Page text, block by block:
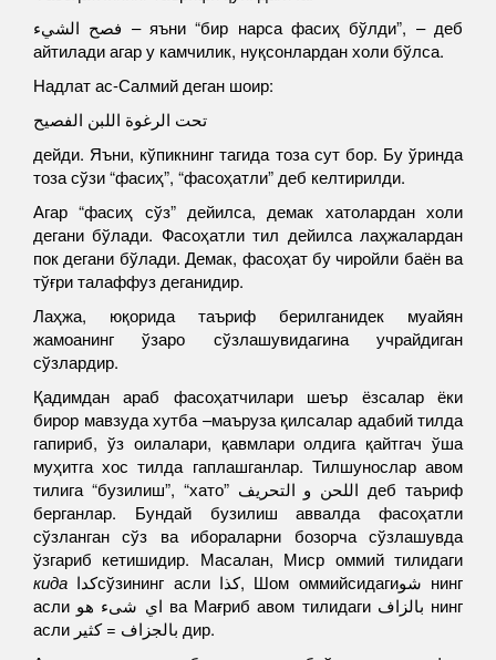
فصح الشيء – яъни “бир нарса фасиҳ бўлди”, – деб
айтилади агар у камчилик, нуқсонлардан холи бўлса.
Надлат ас-Салмий деган шоир:
تحت الرغوة اللبن الفصيح
дейди. Яъни, кўпикнинг тагида тоза сут бор. Бу ўринда
тоза сўзи “фасиҳ”, “фасоҳатли” деб келтирилди.
Агар “фасиҳ сўз” дейилса, демак хатолардан холи
дегани бўлади. Фасоҳатли тил дейилса лаҳжалардан
пок дегани бўлади. Демак, фасоҳат бу чиройли баён ва
тўғри талаффуз деганидир.
Лаҳжа, юқорида таъриф берилганидек муайян
жамоанинг ўзаро сўзлашувидагина учрайдиган
сўзлардир.
Қадимдан араб фасоҳатчилари шеър ёзсалар ёки
бирор мавзуда хутба –маъруза қилсалар адабий тилда
гапириб, ўз оилалари, қавмлари олдига қайтгач ўша
муҳитга хос тилда гаплашганлар. Тилшунослар авом
тилига “бузилиш”, “хато” اللحن و التحريف деб таъриф
берганлар. Бундай бузилиш аввалда фасоҳатли
сўзланган сўз ва ибораларни бозорча сўзлашувда
ўзгариб кетишидир. Масалан, Миср оммий тилидаги
кида كداсўзининг асли كذا, Шом оммийсидагиشو нинг
асли اي شىء هو ва Мағриб авом тилидаги بالزاف нинг
асли بالجزاف = كثير дир.